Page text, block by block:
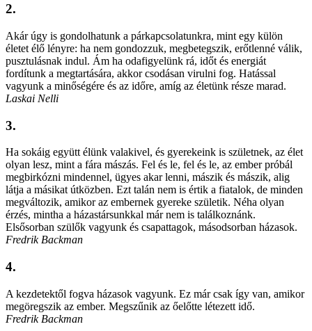
2.
Akár úgy is gondolhatunk a párkapcsolatunkra, mint egy külön
életet élő lényre: ha nem gondozzuk, megbetegszik, erőtlenné válik,
pusztulásnak indul. Ám ha odafigyelünk rá, időt és energiát
fordítunk a megtartására, akkor csodásan virulni fog. Hatással
vagyunk a minőségére és az időre, amíg az életünk része marad.
Laskai Nelli
3.
Ha sokáig együtt élünk valakivel, és gyerekeink is születnek, az élet
olyan lesz, mint a fára mászás. Fel és le, fel és le, az ember próbál
megbirkózni mindennel, ügyes akar lenni, mászik és mászik, alig
látja a másikat útközben. Ezt talán nem is értik a fiatalok, de minden
megváltozik, amikor az embernek gyereke születik. Néha olyan
érzés, mintha a házastársunkkal már nem is találkoznánk.
Elsősorban szülők vagyunk és csapattagok, másodsorban házasok.
Fredrik Backman
4.
A kezdetektől fogva házasok vagyunk. Ez már csak így van, amikor
megöregszik az ember. Megszűnik az őelőtte létezett idő.
Fredrik Backman